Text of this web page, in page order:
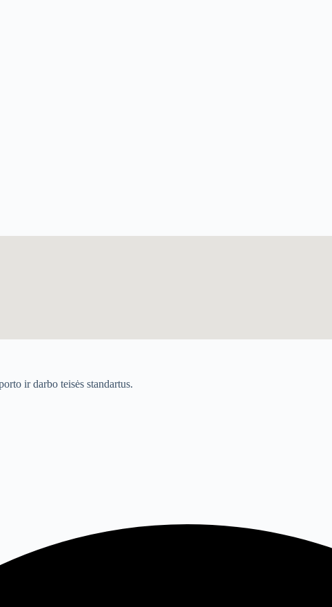
ir darbo teisės standartus.